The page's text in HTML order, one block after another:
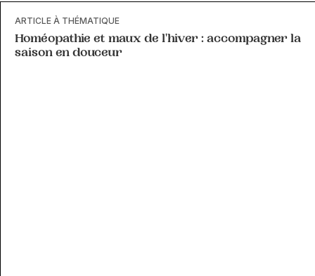
ARTICLE À THÉMATIQUE
Homéopathie et maux de l'hiver : accompagner la
saison en douceur